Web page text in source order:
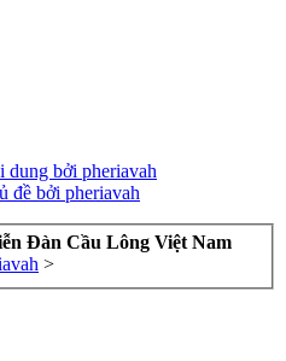
dung bởi pheriavah
đề bởi pheriavah
Đàn Cầu Lông Việt Nam
>